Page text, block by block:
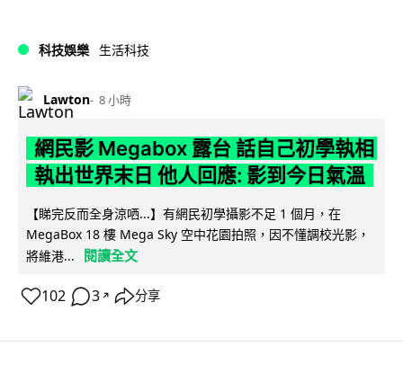
科技娛樂 生活科技
Lawton 8 小時
網民影 Megabox 露台 話自己初學執相
執出世界末日 他人回應: 影到今日氣溫
【睇完反而全身涼哂...】有網民初學攝影不足 1 個月，在
MegaBox 18 樓 Mega Sky 空中花園拍照，因不懂調校光影，
將維港...
閱讀全文
102 3 ↗ 分享